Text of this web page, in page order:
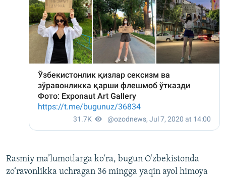
Rasmiy ma’lumotlarga ko‘ra, bugun O‘zbekistonda
zo‘ravonlikka uchragan 36 mingga yaqin ayol himoya